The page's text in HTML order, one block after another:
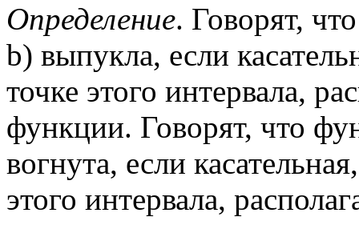
Определение. Говорят,
b) выпукла, если
точке этого интервала,
функции. Говорят, что
вогнута, если
этого интервала,